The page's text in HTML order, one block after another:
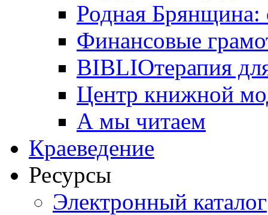
Родная Брянщина:
Финансовые
BIBLIOтерапия
Центр книжной
А мы читаем
Краеведение
Ресурсы
Электронный каталог